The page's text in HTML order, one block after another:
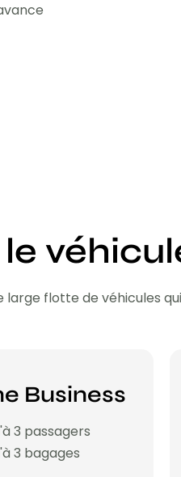
large flotte de véhicules
Business
3 passagers
3 bagages